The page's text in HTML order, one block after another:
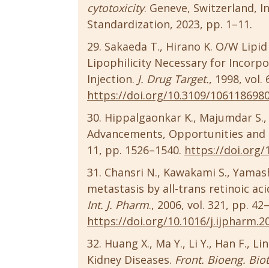
cytotoxicity. Geneve, Switzerland,
Standardization, 2023, pp. 1–11.
Sakaeda T., Hirano K. O/W
Lipophilicity Necessary for
Injection. J. Drug Target., 1998, vol.
https://doi.org/10.3109/
Hippalgaonkar K., Majumdar
Advancements, Opportunities and
11, pp. 1526–1540. https://doi.org/
Chansri N., Kawakami S.,
metastasis by all-trans retinoic
Int. J. Pharm., 2006, vol. 321, pp.
https://doi.org/10.1016/
Huang X., Ma Y., Li Y., Han F.,
Kidney Diseases. Front. Bioeng.